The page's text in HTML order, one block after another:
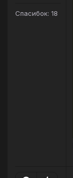
Спасибок: 18